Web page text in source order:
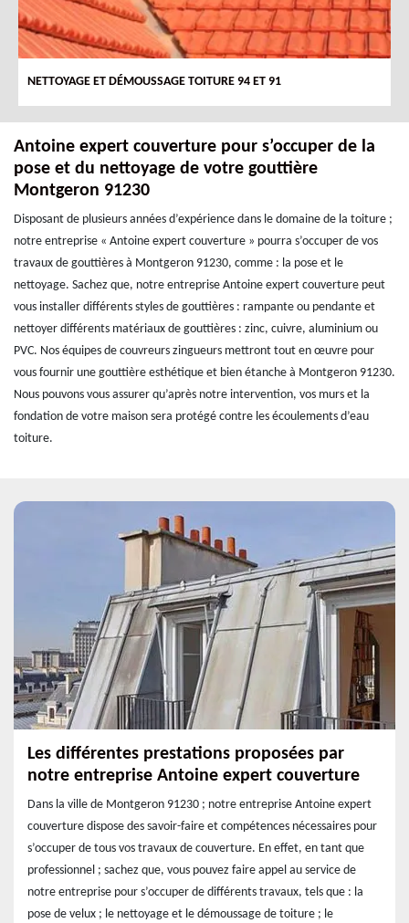
NETTOYAGE ET DÉMOUSSAGE TOITURE 94 ET 91
Antoine expert couverture pour s’occuper de la
pose et du nettoyage de votre gouttière
Montgeron 91230
Disposant de plusieurs années d’expérience dans le domaine de la toiture ;
notre entreprise « Antoine expert couverture » pourra s’occuper de vos
travaux de gouttières à Montgeron 91230, comme : la pose et le
nettoyage. Sachez que, notre entreprise Antoine expert couverture peut
vous installer différents styles de gouttières : rampante ou pendante et
nettoyer différents matériaux de gouttières : zinc, cuivre, aluminium ou
PVC. Nos équipes de couvreurs zingueurs mettront tout en œuvre pour
vous fournir une gouttière esthétique et bien étanche à Montgeron 91230.
Nous pouvons vous assurer qu’après notre intervention, vos murs et la
fondation de votre maison sera protégé contre les écoulements d’eau
toiture.
Les différentes prestations proposées par
notre entreprise Antoine expert couverture
Dans la ville de Montgeron 91230 ; notre entreprise Antoine expert
couverture dispose des savoir-faire et compétences nécessaires pour
s’occuper de tous vos travaux de couverture. En effet, en tant que
professionnel ; sachez que, vous pouvez faire appel au service de
notre entreprise pour s’occuper de différents travaux, tels que : la
pose de velux ; le nettoyage et le démoussage de toiture ; le